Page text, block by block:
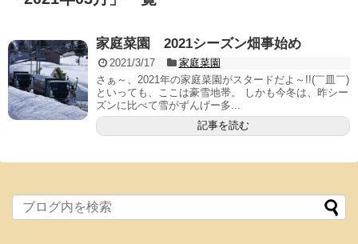
家庭菜園 2021シーズン畑事始め
2021/3/17
家庭菜園
さぁ～、2021年の家庭菜園がスタードだよ～!!(￣皿￣)
といっても、ここは豪雪地帯。 しかも今冬は、昨シー
ズンに比べて雪がずんげー多...
記事を読む